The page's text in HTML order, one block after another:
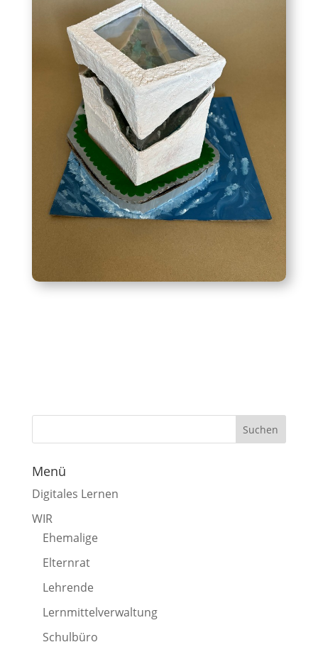
Menü
Digitales Lernen
WIR
Ehemalige
Elternrat
Lehrende
Lernmittelverwaltung
Schulbüro